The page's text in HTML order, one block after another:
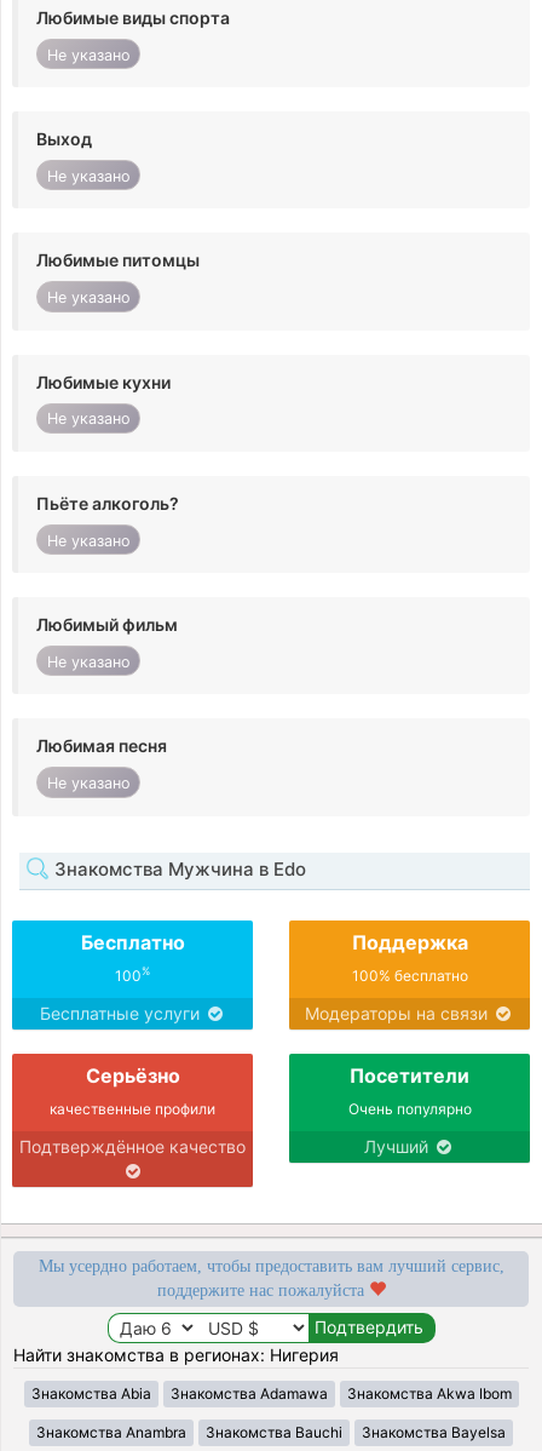
Любимые виды спорта
Не указано
Выход
Не указано
Любимые питомцы
Не указано
Любимые кухни
Не указано
Пьёте алкоголь?
Не указано
Любимый фильм
Не указано
Любимая песня
Не указано
Знакомства Мужчина в Edo
Бесплатно
100%
Бесплатные услуги
Поддержка
100% бесплатно
Модераторы на связи
Серьёзно
качественные профили
Подтверждённое качество
Посетители
Очень популярно
Лучший
Мы усердно работаем, чтобы предоставить вам лучший сервис,
поддержите нас пожалуйста
Найти знакомства в регионах: Нигерия
Знакомства Abia Знакомства Adamawa Знакомства Akwa Ibom
Знакомства Anambra Знакомства Bauchi Знакомства Bayelsa